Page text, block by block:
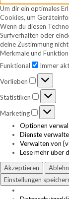
Um dir ein optimales
Cookies, um
Wenn du diesen
Surfverhalten oder
deine Zustimmung
Merkmale und
Funktional
Funktional
Immer
Vorlieben
Vorlieben
Statistiken Statistiken
Marketing
Marketing
Optionen
Dienste
Verwalten von
Lese mehr über
Akzeptieren
Einstellungen